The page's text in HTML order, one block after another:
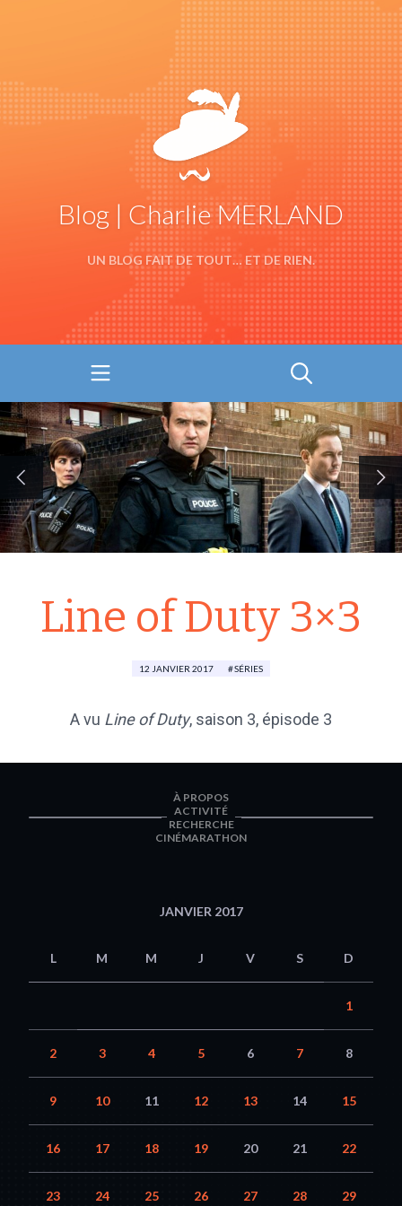
Blog | Charlie MERLAND
UN BLOG FAIT DE TOUT… ET DE RIEN.
Line of Duty 3×3
12 JANVIER 2017 SÉRIES
A vu Line of Duty, saison 3, épisode 3
À PROPOS
ACTIVITÉ
RECHERCHE
CINÉMARATHON
JANVIER 2017
L M M J V S D
1
2 3 4 5 6 7 8
9 10 11 12 13 14 15
16 17 18 19 20 21 22
23 24 25 26 27 28 29